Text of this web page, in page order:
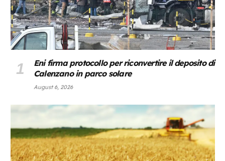
Eni firma protocollo per riconvertire il deposito di
Calenzano in parco solare
August 6, 2026